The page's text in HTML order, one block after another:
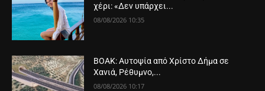
χέρι: «Δεν υπάρχει...
08/08/2026 10:35
ΒΟΑΚ: Αυτοψία από Χρίστο Δήμα σε
Χανιά, Ρέθυμνο,...
08/08/2026 10:17